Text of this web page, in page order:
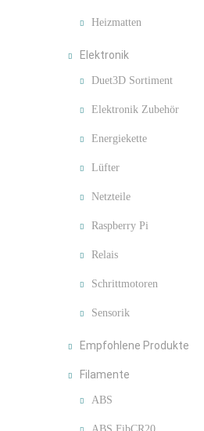
Heizmatten
Elektronik
Duet3D Sortiment
Elektronik Zubehör
Energiekette
Lüfter
Netzteile
Raspberry Pi
Relais
Schrittmotoren
Sensorik
Empfohlene Produkte
Filamente
ABS